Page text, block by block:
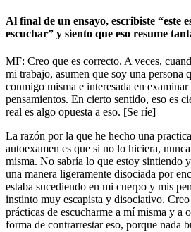
Al final de un ensayo, escribiste “este
escuchar” y siento que eso resume
MF: Creo que es correcto. A veces,
mi trabajo, asumen que soy una persona
conmigo misma e interesada en
pensamientos. En cierto sentido, eso es
real es algo opuesta a eso. [Se ríe]
La razón por la que he hecho una
autoexamen es que si no lo hiciera,
misma. No sabría lo que estoy sintiendo
una manera ligeramente disociada por
estaba sucediendo en mi cuerpo y mis
instinto muy escapista y disociativo.
prácticas de escucharme a mí misma y a
forma de contrarrestar eso, porque nada